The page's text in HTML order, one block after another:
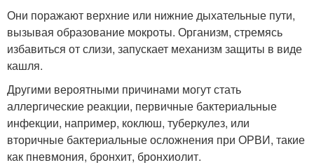
Они поражают верхние или нижние дыхательные пути,
вызывая образование мокроты. Организм, стремясь
избавиться от слизи, запускает механизм защиты в виде
кашля.
Другими вероятными причинами могут стать
аллергические реакции, первичные бактериальные
инфекции, например, коклюш, туберкулез, или
вторичные бактериальные осложнения при ОРВИ, такие
как пневмония, бронхит, бронхиолит.